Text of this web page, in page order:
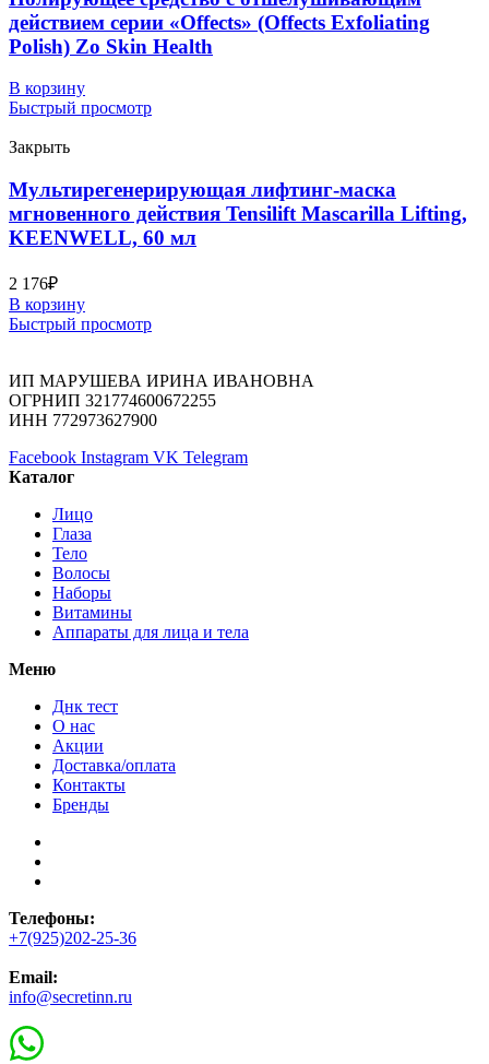
действием серии «Offects» (Offects Exfoliating
Polish) Zo Skin Health
В корзину
Быстрый просмотр
Закрыть
Мультирегенерирующая лифтинг-маска
мгновенного действия Tensilift Mascarilla Lifting,
KEENWELL, 60 мл
2 176₽
В корзину
Быстрый просмотр
ИП МАРУШЕВА ИРИНА ИВАНОВНА
ОГРНИП 321774600672255
ИНН 772973627900
Facebook Instagram VK Telegram
Каталог
Лицо
Глаза
Тело
Волосы
Наборы
Витамины
Аппараты для лица и тела
Меню
Днк тест
О нас
Акции
Доставка/оплата
Контакты
Бренды
Телефоны:
+7(925)202-25-36
Email:
info@secretinn.ru